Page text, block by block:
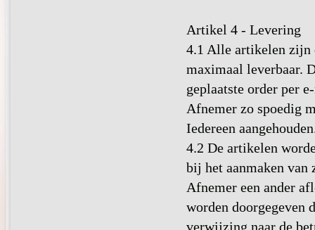
Artikel 4 - Levering
4.1 Alle artikelen zijn
maximaal leverbaar.
geplaatste order per
Afnemer zo spoedig
Iedereen
4.2 De artikelen
bij het aanmaken
Afnemer een ander
worden doorgegeven
verwijzing naar de